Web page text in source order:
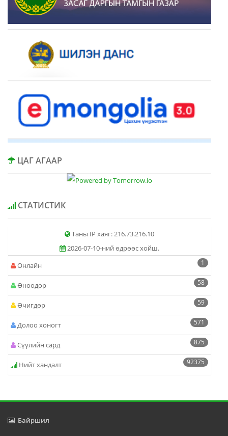
ЦАГ АГААР
СТАТИСТИК
Таны IP хаяг: 216.73.216.10
2026-07-10-ний өдрөөс хойш.
1
Онлайн
58
Өнөөдөр
59
Өчигдөр
571
Долоо хоногт
875
Сүүлийн сард
92375
Нийт хандалт
Байршил